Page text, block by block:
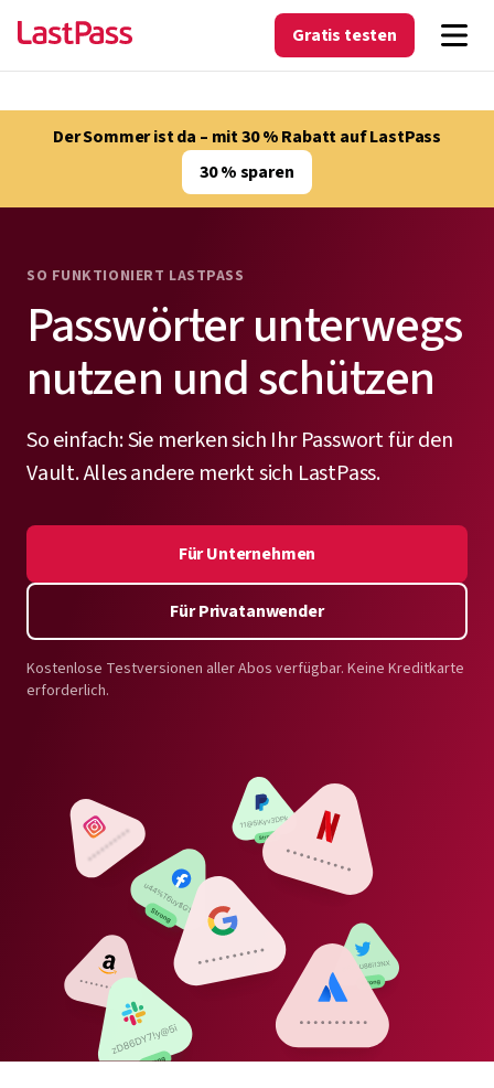
Gratis testen
Der Sommer ist da – mit 30 % Rabatt auf LastPass
30 % sparen
SO FUNKTIONIERT LASTPASS
Passwörter unterwegs
nutzen und schützen
So einfach: Sie merken sich Ihr Passwort für den
Vault. Alles andere merkt sich LastPass.
Für Unternehmen
Für Privatanwender
Kostenlose Testversionen aller Abos verfügbar. Keine Kreditkarte
erforderlich.